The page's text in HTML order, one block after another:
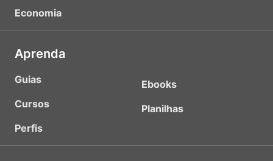
Economia
Aprenda
Guias
Cursos
Perfis
Ebooks
Planilhas